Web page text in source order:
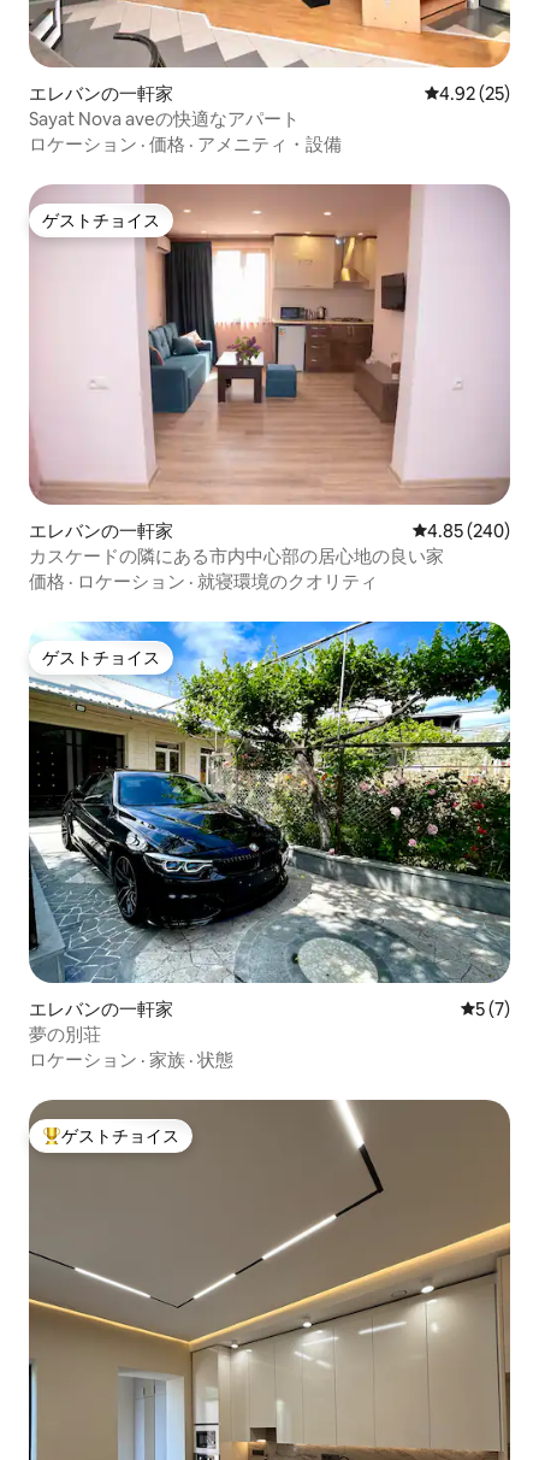
エレバンの一軒家 レビュー25
4.92 (25)
Sayat Nova aveの快適なアパート
ロケーション · 価格 · アメニティ・設備
ゲストチョイス
ゲストチョイス
エレバンの一軒家 レビュー240
4.85 (240)
カスケードの隣にある市内中心部の居心地の良い家
価格 · ロケーション · 就寝環境のクオリティ
ゲストチョイス
ゲストチョイス
エレバンの一軒家 レビュー
5 (7)
夢の別荘
ロケーション · 家族 · 状態
大好評のゲストチョイスです。
ゲストチョイス